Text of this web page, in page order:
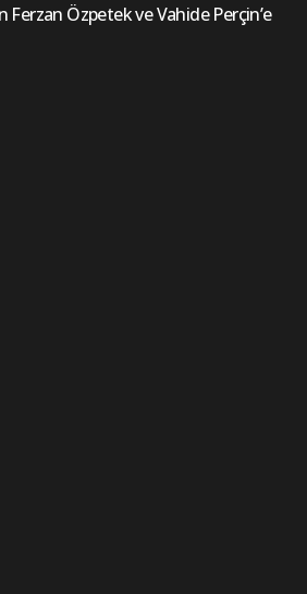
Ferzan Özpetek ve Vahide Perçin’e